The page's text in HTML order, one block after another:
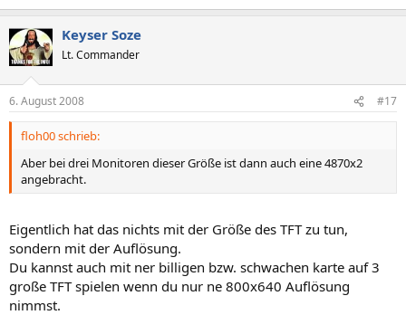
Keyser Soze
Lt. Commander
6. August 2008 #17
floh00 schrieb:
Aber bei drei Monitoren dieser Größe ist dann auch eine 4870x2
angebracht.
Eigentlich hat das nichts mit der Größe des TFT zu tun,
sondern mit der Auflösung.
Du kannst auch mit ner billigen bzw. schwachen karte auf 3
große TFT spielen wenn du nur ne 800x640 Auflösung
nimmst.